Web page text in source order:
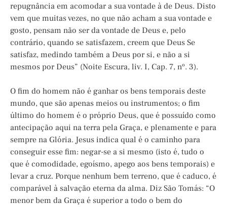
repugnância em acomodar a sua vontade à de Deus. Disto
vem que muitas vezes, no que não acham a sua vontade e
gosto, pensam não ser da vontade de Deus e, pelo
contrário, quando se satisfazem, creem que Deus Se
satisfaz, medindo também a Deus por si, e não a si
mesmos por Deus” (Noite Escura, liv. I, Cap. 7, nº. 3).
O fim do homem não é ganhar os bens temporais deste
mundo, que são apenas meios ou instrumentos; o fim
último do homem é o próprio Deus, que é possuído como
antecipação aqui na terra pela Graça, e plenamente e para
sempre na Glória. Jesus indica qual é o caminho para
conseguir esse fim: negar-se a si mesmo (isto é, tudo o
que é comodidade, egoísmo, apego aos bens temporais) e
levar a cruz. Porque nenhum bem terreno, que é caduco, é
comparável à salvação eterna da alma. Diz São Tomás: “O
menor bem da Graça é superior a todo o bem do